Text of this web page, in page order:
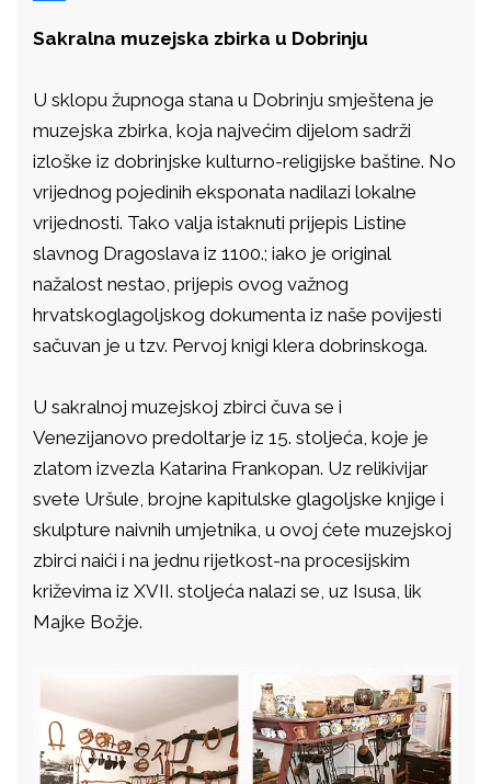
Sakralna muzejska zbirka u Dobrinju
U sklopu župnoga stana u Dobrinju smještena je
muzejska zbirka, koja najvećim dijelom sadrži
izloške iz dobrinjske kulturno-religijske baštine. No
vrijednog pojedinih eksponata nadilazi lokalne
vrijednosti. Tako valja istaknuti prijepis Listine
slavnog Dragoslava iz 1100.; iako je original
nažalost nestao, prijepis ovog važnog
hrvatskoglagoljskog dokumenta iz naše povijesti
sačuvan je u tzv. Pervoj knigi klera dobrinskoga.
U sakralnoj muzejskoj zbirci čuva se i
Venezijanovo predoltarje iz 15. stoljeća, koje je
zlatom izvezla Katarina Frankopan. Uz relikivijar
svete Uršule, brojne kapitulske glagoljske knjige i
skulpture naivnih umjetnika, u ovoj ćete muzejskoj
zbirci naići i na jednu rijetkost-na procesijskim
križevima iz XVII. stoljeća nalazi se, uz Isusa, lik
Majke Božje.